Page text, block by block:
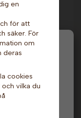
(inkl.
hur våra priser
Royal Catering
RCZC-1200-W
kr
Info & Köp
en
för att
säker. För
om
deras
cookies
vilka du